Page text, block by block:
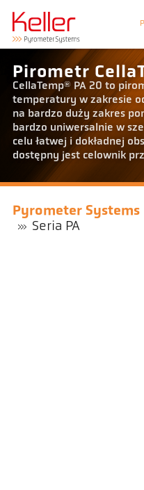
Pirometr
CellaTemp® PA 20 to
temperatury w zakresie
na bardzo duży zakres
bardzo uniwersalnie w
celu łatwej i dokładnej
dostępny jest celownik
Pyrometer Systems
Seria PA